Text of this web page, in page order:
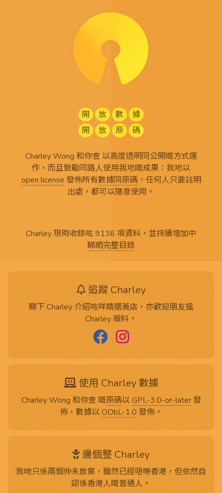
開 放 數
據
開
放 原 碼
Charley Wong 和你查 以高度透明同公開嘅方式運
作，而且鼓勵同路人使用我地嘅成果：我地以
open license 發佈所有數據同原碼。任何人只要註明
出處，都可以隨意使用。
Charley 現時收錄咗 9136 項資料，並持續增加中
睇晒完整目錄
追蹤 Charley
睇下 Charley 介紹咗咩精選黃店，亦歡迎朋友搵
Charley 報料。
使用 Charley 數據
Charley Wong 和你查 嘅原碼以GPL-3.0-or-later發
佈，數據以ODbL-1.0發佈。
邊個整 Charley
我哋只係兩個仲未放棄，雖然已經唔喺香港，但依然自
認係香港人嘅普通人。